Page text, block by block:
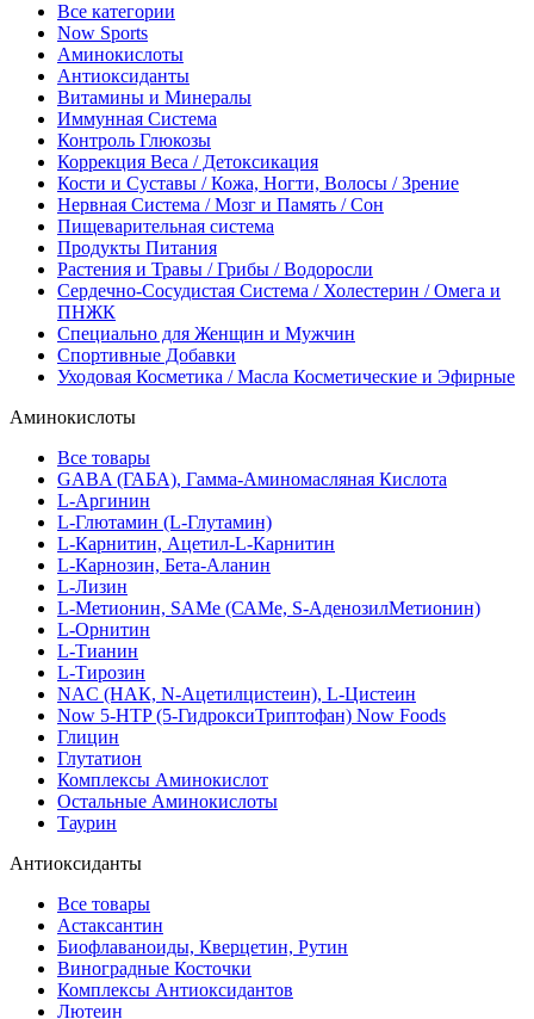
Все категории
Now Sports
Аминокислоты
Антиоксиданты
Витамины и Минералы
Иммунная Система
Контроль Глюкозы
Коррекция Веса / Детоксикация
Кости и Суставы / Кожа, Ногти, Волосы / Зрение
Нервная Система / Мозг и Память / Сон
Пищеварительная система
Продукты Питания
Растения и Травы / Грибы / Водоросли
Сердечно-Сосудистая Система / Холестерин / Омега и
ПНЖК
Специально для Женщин и Мужчин
Спортивные Добавки
Уходовая Косметика / Масла Косметические и Эфирные
Аминокислоты
Все товары
GABA (ГАБА), Гамма-Аминомасляная Кислота
L-Аргинин
L-Глютамин (L-Глутамин)
L-Карнитин, Ацетил-L-Карнитин
L-Карнозин, Бета-Аланин
L-Лизин
L-Метионин, SAMe (САМе, S-АденозилМетионин)
L-Орнитин
L-Тианин
L-Тирозин
NAC (НАК, N-Ацетилцистеин), L-Цистеин
Now 5-HTP (5-ГидроксиТриптофан) Now Foods
Глицин
Глутатион
Комплексы Аминокислот
Остальные Аминокислоты
Таурин
Антиоксиданты
Все товары
Астаксантин
Биофлаваноиды, Кверцетин, Рутин
Виноградные Косточки
Комплексы Антиоксидантов
Лютеин